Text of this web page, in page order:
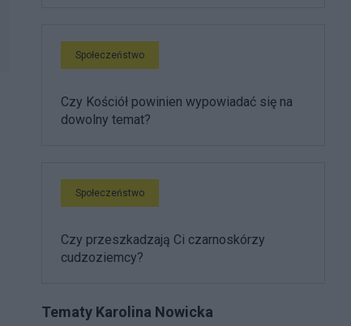
Społeczeństwo
Czy Kościół powinien wypowiadać się na
dowolny temat?
Społeczeństwo
Czy przeszkadzają Ci czarnoskórzy
cudzoziemcy?
Tematy Karolina Nowicka